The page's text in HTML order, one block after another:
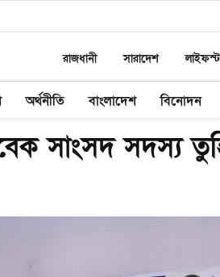
রাজধানী সারাদেশ
অর্থনীতি বাংলাদেশ বিনোদন
সাংসদ সদস্য